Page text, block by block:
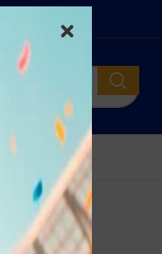
verticales con 2 Puerta